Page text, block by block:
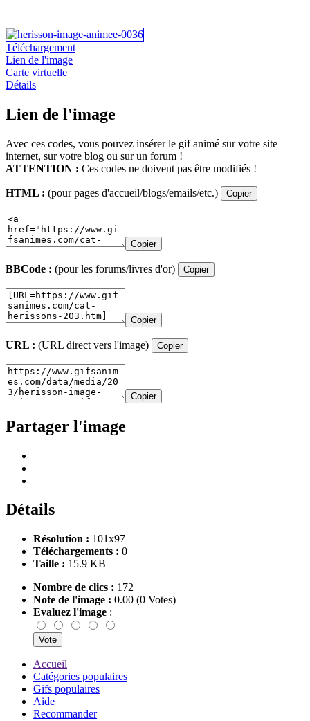
Téléchargement
Lien de l'image
Carte virtuelle
Détails
Lien de l'image
Avec ces codes, vous pouvez insérer le gif animé sur votre site
internet, sur votre blog ou sur un forum !
ATTENTION : Ces codes ne doivent pas être modifiés !
HTML : (pour pages d'accueil/blogs/emails/etc.) Copier
Copier
BBCode : (pour les forums/livres d'or) Copier
Copier
URL : (URL direct vers l'image) Copier
Copier
Partager l'image
Détails
Résolution : 101x97
Téléchargements : 0
Taille : 15.9 KB
Nombre de clics : 172
Note de l'image : 0.00 (0 Votes)
Evaluez l'image :
Accueil
Catégories populaires
Gifs populaires
Aide
Recommander